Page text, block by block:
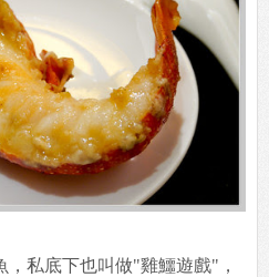
私底下也叫做"雞鱷遊戲"，